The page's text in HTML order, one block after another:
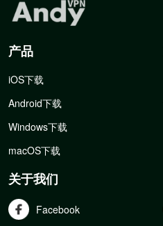
产品
iOS下载
Android下载
Windows下载
macOS下载
关于我们
Facebook